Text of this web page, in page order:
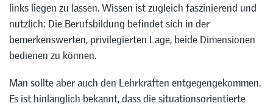
links liegen zu lassen. Wissen ist zugleich faszinierend und
nützlich: Die Berufsbildung befindet sich in der
bemerkenswerten, privilegierten Lage, beide Dimensionen
bedienen zu können.
Man sollte aber auch den Lehrkräften entgegengekommen.
Es ist hinlänglich bekannt, dass die situationsorientierte